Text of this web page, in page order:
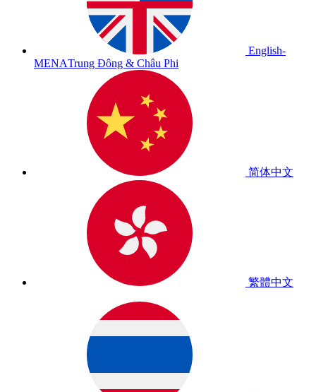
English-
MENATrung Đông & Châu Phi
简体中文
繁體中文